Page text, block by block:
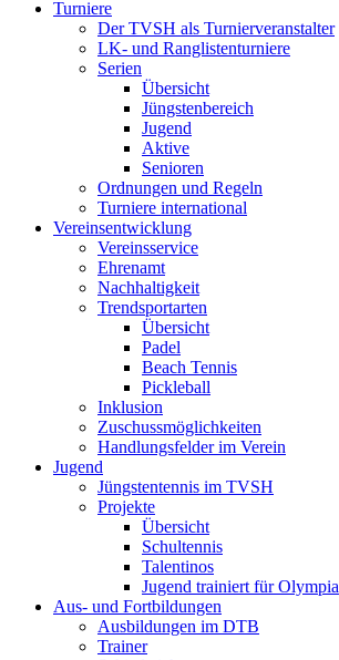
Turniere
Der TVSH als Turnierveranstalter
LK- und Ranglistenturniere
Serien
Übersicht
Jüngstenbereich
Jugend
Aktive
Senioren
Ordnungen und Regeln
Turniere international
Vereinsentwicklung
Vereinsservice
Ehrenamt
Nachhaltigkeit
Trendsportarten
Übersicht
Padel
Beach Tennis
Pickleball
Inklusion
Zuschussmöglichkeiten
Handlungsfelder im Verein
Jugend
Jüngstentennis im TVSH
Projekte
Übersicht
Schultennis
Talentinos
Jugend trainiert für Olympia
Aus- und Fortbildungen
Ausbildungen im DTB
Trainer